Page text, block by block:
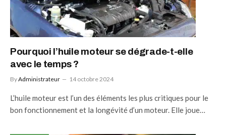
Pourquoi l’huile moteur se dégrade-t-elle
avec le temps ?
ByAdministrateur 14 octobre 2024
L’huile moteur est l’un des éléments les plus critiques pour le
bon fonctionnement et la longévité d’un moteur. Elle joue…